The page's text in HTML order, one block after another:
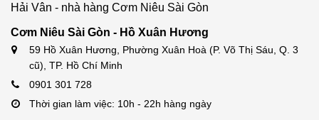
Hải Vân - nhà hàng Cơm Niêu Sài Gòn
Cơm Niêu Sài Gòn - Hồ Xuân Hương
59 Hồ Xuân Hương, Phường Xuân Hoà (P. Võ Thị Sáu, Q. 3
cũ), TP. Hồ Chí Minh
0901 301 728
Thời gian làm việc: 10h - 22h hàng ngày